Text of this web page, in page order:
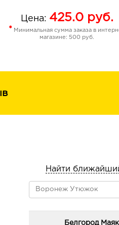
Цена: 425.0руб.
* Минимальная сумма заказа в
магазине: 500 руб.
Найти
Белгород